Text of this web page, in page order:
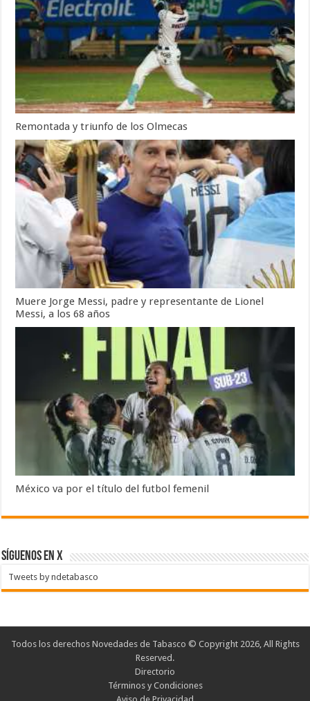
Remontada y triunfo de los Olmecas
Muere Jorge Messi, padre y representante de Lionel
Messi, a los 68 años
México va por el título del futbol femenil
SÍGUENOS EN X
Tweets by ndetabasco
Todos los derechos Novedades de Tabasco © Copyright 2026, All Rights
Reserved.
Directorio
Términos y Condiciones